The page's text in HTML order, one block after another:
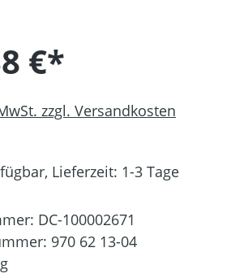
€*
zzgl. Versandkosten
Lieferzeit: 1-3 Tage
DC-100002671
970 62 13-04